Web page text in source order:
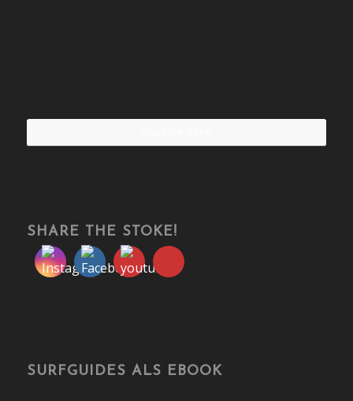
SHARE THE STOKE!
SURFGUIDES ALS EBOOK